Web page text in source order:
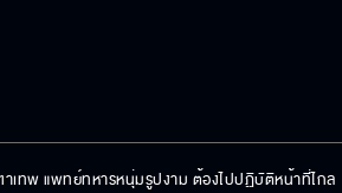
เทพ แพทย์ทหารหนุ่มรูปงาม ต้องไปปฏิบัติหน้าที่ไกล